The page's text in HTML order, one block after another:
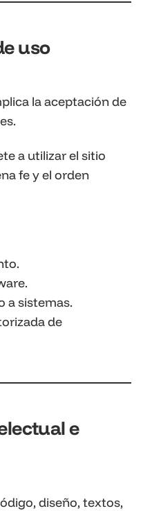
uso
la aceptación de
a utilizar el sitio
fe y el orden
a sistemas.
de
e
diseño, textos,